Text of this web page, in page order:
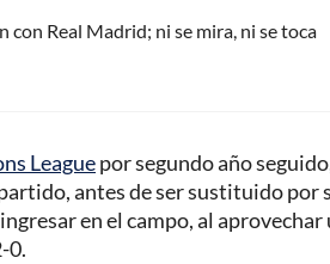
con Real Madrid; ni se mira, ni se toca
Leaguepor segundo año
antes de ser sustituido por
en el campo, al aprovechar
0.